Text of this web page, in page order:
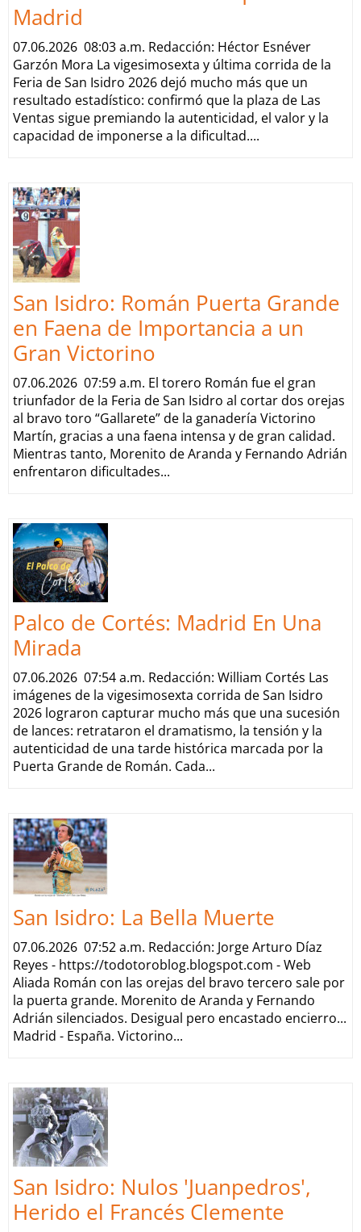
Madrid
07.06.2026 08:03 a.m. Redacción: Héctor Esnéver
Garzón Mora La vigesimosexta y última corrida de la
Feria de San Isidro 2026 dejó mucho más que un
resultado estadístico: confirmó que la plaza de Las
Ventas sigue premiando la autenticidad, el valor y la
capacidad de imponerse a la dificultad....
San Isidro: Román Puerta Grande
en Faena de Importancia a un
Gran Victorino
07.06.2026 07:59 a.m. El torero Román fue el gran
triunfador de la Feria de San Isidro al cortar dos orejas
al bravo toro “Gallarete” de la ganadería Victorino
Martín, gracias a una faena intensa y de gran calidad.
Mientras tanto, Morenito de Aranda y Fernando Adrián
enfrentaron dificultades...
Palco de Cortés: Madrid En Una
Mirada
07.06.2026 07:54 a.m. Redacción: William Cortés Las
imágenes de la vigesimosexta corrida de San Isidro
2026 lograron capturar mucho más que una sucesión
de lances: retrataron el dramatismo, la tensión y la
autenticidad de una tarde histórica marcada por la
Puerta Grande de Román. Cada...
San Isidro: La Bella Muerte
07.06.2026 07:52 a.m. Redacción: Jorge Arturo Díaz
Reyes - https://todotoroblog.blogspot.com - Web
Aliada Román con las orejas del bravo tercero sale por
la puerta grande. Morenito de Aranda y Fernando
Adrián silenciados. Desigual pero encastado encierro...
Madrid - España. Victorino...
San Isidro: Nulos 'Juanpedros',
Herido el Francés Clemente